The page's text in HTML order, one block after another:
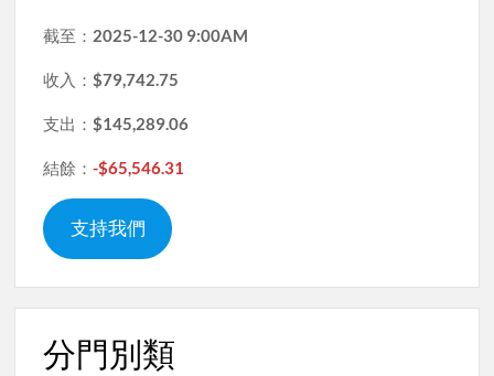
截至： 2025-12-30 9:00AM
收入：$79,742.75
支出：$145,289.06
結餘：-$65,546.31
支持我們
分門別類